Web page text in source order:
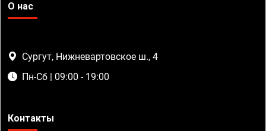
О нас
Сургут, Нижневартовское ш., 4
Пн-Сб | 09:00 - 19:00
Контакты